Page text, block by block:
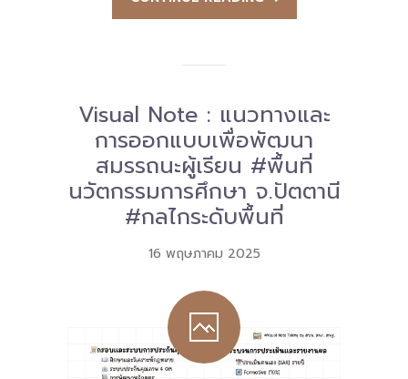
Visual Note : แนวทางและ
การออกแบบเพื่อพัฒนา
สมรรถนะผู้เรียน #พื้นที่
นวัตกรรมการศึกษา จ.ปัตตานี
#กลไกระดับพื้นที่
16 พฤษภาคม 2025